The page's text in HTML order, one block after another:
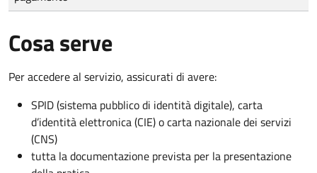
Cosa serve
Per accedere al servizio, assicurati di avere:
SPID (sistema pubblico di identità digitale), carta
d’identità elettronica (CIE) o carta nazionale dei servizi
(CNS)
tutta la documentazione prevista per la presentazione